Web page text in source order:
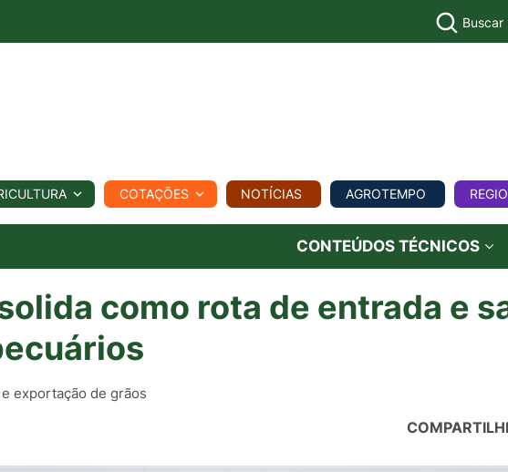
AGROTEMPO REGIONAL COMERCIAL AGROVIAGENS
Buscar
COTAÇÕES NOTÍCIAS AGROTEMPO
CONTEÚDOS TÉCNICOS
como rota de entrada e
exportação de grãos